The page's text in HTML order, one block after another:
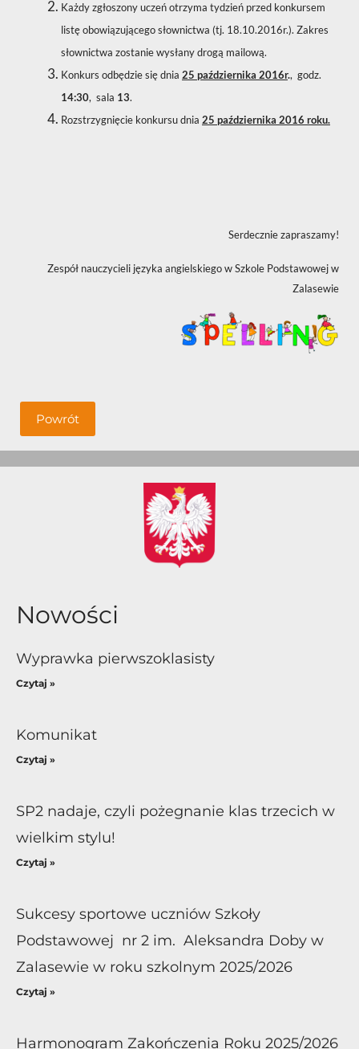
Każdy zgłoszony uczeń otrzyma tydzień przed konkursem
listę obowiązującego słownictwa (tj. 18.10.2016r.). Zakres
słownictwa zostanie wysłany drogą mailową.
Konkurs odbędzie się dnia 25 października 2016r., godz.
14:30, sala 13.
Rozstrzygnięcie konkursu dnia 25 października 2016 roku.
Serdecznie zapraszamy!
Zespół nauczycieli języka angielskiego w Szkole Podstawowej w
Zalasewie
Powrót
Nowości
Wyprawka pierwszoklasisty
Czytaj »
Komunikat
Czytaj »
SP2 nadaje, czyli pożegnanie klas trzecich w
wielkim stylu!
Czytaj »
Sukcesy sportowe uczniów Szkoły
Podstawowej nr 2 im. Aleksandra Doby w
Zalasewie w roku szkolnym 2025/2026
Czytaj »
Harmonogram Zakończenia Roku 2025/2026